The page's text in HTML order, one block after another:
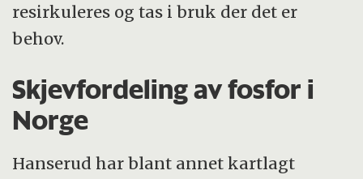
resirkuleres og tas i bruk der det er
behov.
Skjevfordeling av fosfor i
Norge
Hanserud har blant annet kartlagt